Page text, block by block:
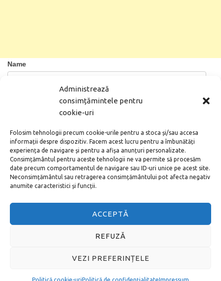
Administrează
consimțămintele pentru
cookie-uri
Folosim tehnologii precum cookie-urile pentru a stoca și/sau accesa
informații despre dispozitiv. Facem acest lucru pentru a îmbunătăți
experiența de navigare și pentru a afișa anunțuri personalizate.
Consimțământul pentru aceste tehnologii ne va permite să procesăm
date precum comportamentul de navigare sau ID-uri unice pe acest site.
Neconsimțământul sau retragerea consimțământului pot afecta negativ
anumite caracteristici și funcții.
ACCEPTĂ
REFUZĂ
VEZI PREFERINȚELE
Contacte
Name
Last
Email